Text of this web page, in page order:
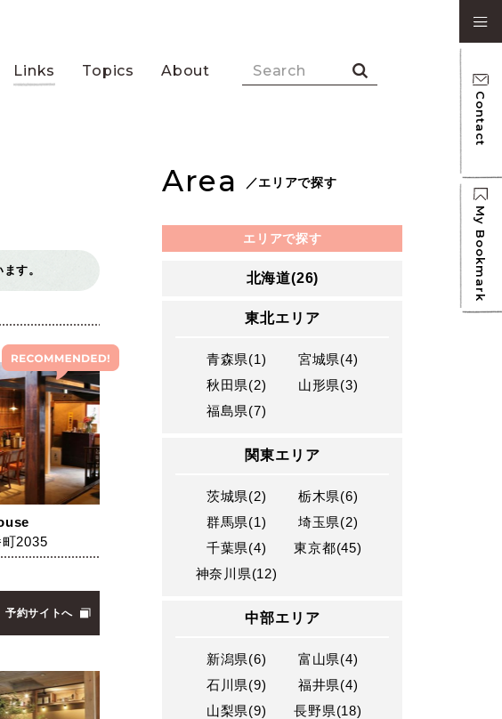
Links Topics About
Contact
My Bookmark
す。
2035
予約サイトへ
Area ／エリアで探す
エリアで探す
北海道(26)
東北エリア
青森県(1)
宮城県(4)
秋田県(2)
山形県(3)
福島県(7)
関東エリア
茨城県(2)
栃木県(6)
群馬県(1)
埼玉県(2)
千葉県(4)
東京都(45)
神奈川県(12)
中部エリア
新潟県(6)
富山県(4)
石川県(9)
福井県(4)
山梨県(9)
長野県(18)